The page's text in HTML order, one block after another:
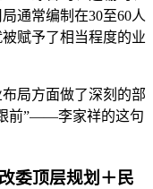
通常编制在30至60人
赋予了相当程度的业
局方面做了深刻的部
前”——李家祥的这句
委顶层规划＋民